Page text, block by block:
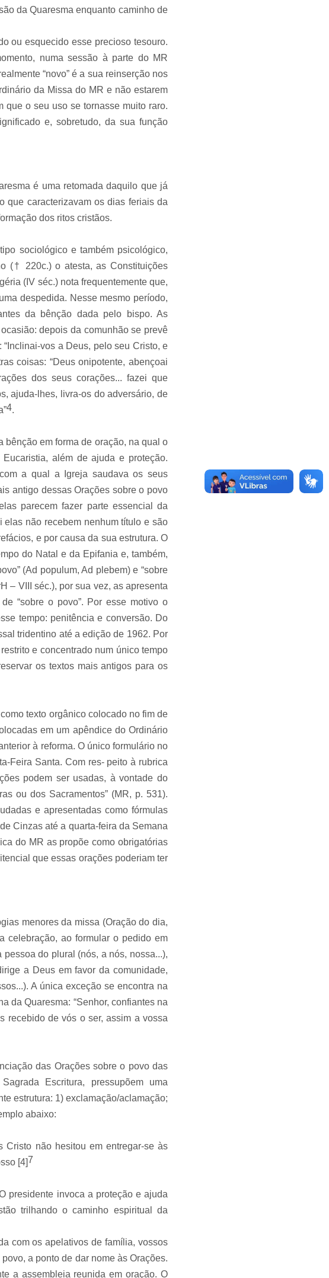
da Quaresma enquanto caminho de
ou esquecido esse precioso tesouro.
numa sessão à parte do MR
“novo” é a sua reinserção nos
da Missa do MR e não estarem
que o seu uso se tornasse muito raro.
e, sobretudo, da sua função
é uma retomada daquilo que já
que caracterizavam os dias feriais da
dos ritos cristãos.
sociológico e também psicológico,
(† 220c.) o atesta, as Constituições
(IV séc.) nota frequentemente que,
despedida. Nesse mesmo período,
da bênção dada pelo bispo. As
depois da comunhão se prevê
vos a Deus, pelo seu Cristo, e
coisas: “Deus onipotente, abençoai
dos seus corações... fazei que
ajuda-lhes, livra-os do adversário, de
4.
bênção em forma de oração, na qual o
além de ajuda e proteção.
a qual a Igreja saudava os seus
antigo dessas Orações sobre o povo
parecem fazer parte essencial da
elas não recebem nenhum título e são
e por causa da sua estrutura. O
do Natal e da Epifania e, também,
(Ad populum, Ad plebem) e “sobre
– VIII séc.), por sua vez, as apresenta
“sobre o povo”. Por esse motivo o
tempo: penitência e conversão. Do
tridentino até a edição de 1962. Por
e concentrado num único tempo
os textos mais antigos para os
texto orgânico colocado no fim de
em um apêndice do Ordinário
à reforma. O único formulário no
Feira Santa. Com res- peito à rubrica
podem ser usadas, à vontade do
ou dos Sacramentos” (MR, p. 531).
e apresentadas como fórmulas
Cinzas até a quarta-feira da Semana
do MR as propõe como obrigatórias
que essas orações poderiam ter
menores da missa (Oração do dia,
celebração, ao formular o pedido em
do plural (nós, a nós, nossa...),
a Deus em favor da comunidade,
A única exceção se encontra na
da Quaresma: “Senhor, confiantes na
recebido de vós o ser, assim a vossa
das Orações sobre o povo das
Escritura, pressupõem uma
estrutura: 1) exclamação/aclamação;
abaixo:
não hesitou em entregar-se às
[4]7
presidente invoca a proteção e ajuda
trilhando o caminho espiritual da
com os apelativos de família, vossos
a ponto de dar nome às Orações.
a assembleia reunida em oração. O